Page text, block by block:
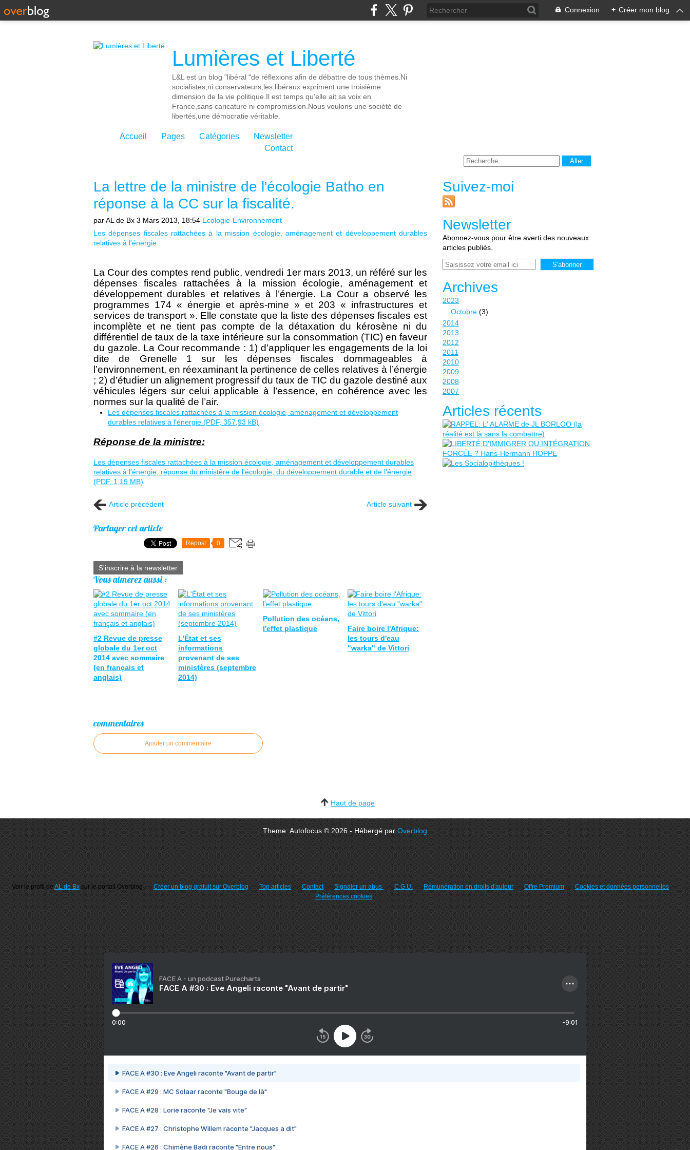
Connexion + Créer mon blog
Lumières et Liberté
L&L est un blog "libéral "de réflexions afin de débattre de tous thèmes.Ni
socialistes,ni conservateurs,les libéraux expriment une troisième
dimension de la vie politique.Il est temps qu'elle ait sa voix en
France,sans caricature ni compromission.Nous voulons une socièté de
libertés,une démocratie véritable.
Accueil Pages Catégories
Newsletter
Contact
La lettre de la ministre de l'écologie Batho en
réponse à la CC sur la fiscalité.
par AL de Bx 3 Mars 2013, 18:54 Ecologie-Environnement
Les dépenses fiscales rattachées à la mission écologie, aménagement et développement durables
relatives à l'énergie
La Cour des comptes rend public, vendredi 1er mars 2013, un référé sur les
dépenses fiscales rattachées à la mission écologie, aménagement et
développement durables et relatives à l’énergie. La Cour a observé les
programmes 174 « énergie et après-mine » et 203 « infrastructures et
services de transport ». Elle constate que la liste des dépenses fiscales est
incomplète et ne tient pas compte de la détaxation du kérosène ni du
différentiel de taux de la taxe intérieure sur la consommation (TIC) en faveur
du gazole. La Cour recommande : 1) d’appliquer les engagements de la loi
dite de Grenelle 1 sur les dépenses fiscales dommageables à
l’environnement, en réexaminant la pertinence de celles relatives à l’énergie
; 2) d’étudier un alignement progressif du taux de TIC du gazole destiné aux
véhicules légers sur celui applicable à l’essence, en cohérence avec les
normes sur la qualité de l’air.
Les dépenses fiscales rattachées à la mission écologie, aménagement et développement
durables relatives à l'énergie (PDF, 357,93 kB)
Réponse de la ministre:
Les dépenses fiscales rattachées à la mission écologie, aménagement et développement durables
relatives à l'énergie, réponse du ministère de l'écologie, du développement durable et de l'énergie
(PDF, 1,19 MB)
Article précédent Article suivant
Partager cet article
Repost 0
S'inscrire à la newsletter
Vous aimerez aussi :
#2 Revue de presse
globale du 1er oct
2014 avec sommaire
(en français et
anglais)
L'État et ses
informations
provenant de ses
ministères (septembre
2014)
Pollution des océans,
l'effet plastique
Faire boire l'Afrique:
les tours d'eau
"warka" de Vittori
commentaires
Ajouter un commentaire
Suivez-moi
Newsletter
Abonnez-vous pour être averti des nouveaux
articles publiés.
Email
Archives
2023
Octobre (3)
2014
2013
2012
2011
2010
2009
2008
2007
Articles récents
Haut de page
Theme: Autofocus © 2026 - Hébergé parOverblog
Voir le profil deAL de Bxsur le portail Overblog Créer un blog gratuit sur Overblog Top articles Contact Signaler un abus C.G.U. Rémunération en droits d'auteur Offre Premium
Cookies et données personnelles
Préférences cookies
FACE A - un podcast Purecharts
FACE A #30 : Eve Angeli raconte "Avant de partir"
0:00 -9:01
FACE A #30 : Eve Angeli raconte "Avant de partir"
FACE A #29 : MC Solaar raconte "Bouge de là"
FACE A #28 : Lorie raconte "Je vais vite"
FACE A #27 : Christophe Willem raconte "Jacques a dit"
FACE A #26 : Chimène Badi raconte "Entre nous"